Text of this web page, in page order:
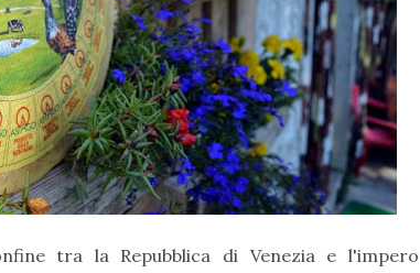
tra la Repubblica di Venezia e l'impero